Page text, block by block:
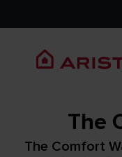
The
The Comfort